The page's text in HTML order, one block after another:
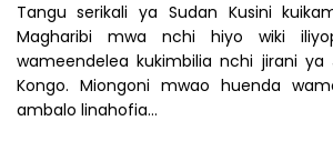
Tangu serikali ya Sudan Kusini
Magharibi mwa nchi hiyo wiki
wameendelea kukimbilia nchi jirani ya
Kongo. Miongoni mwao huenda
ambalo linahofia…